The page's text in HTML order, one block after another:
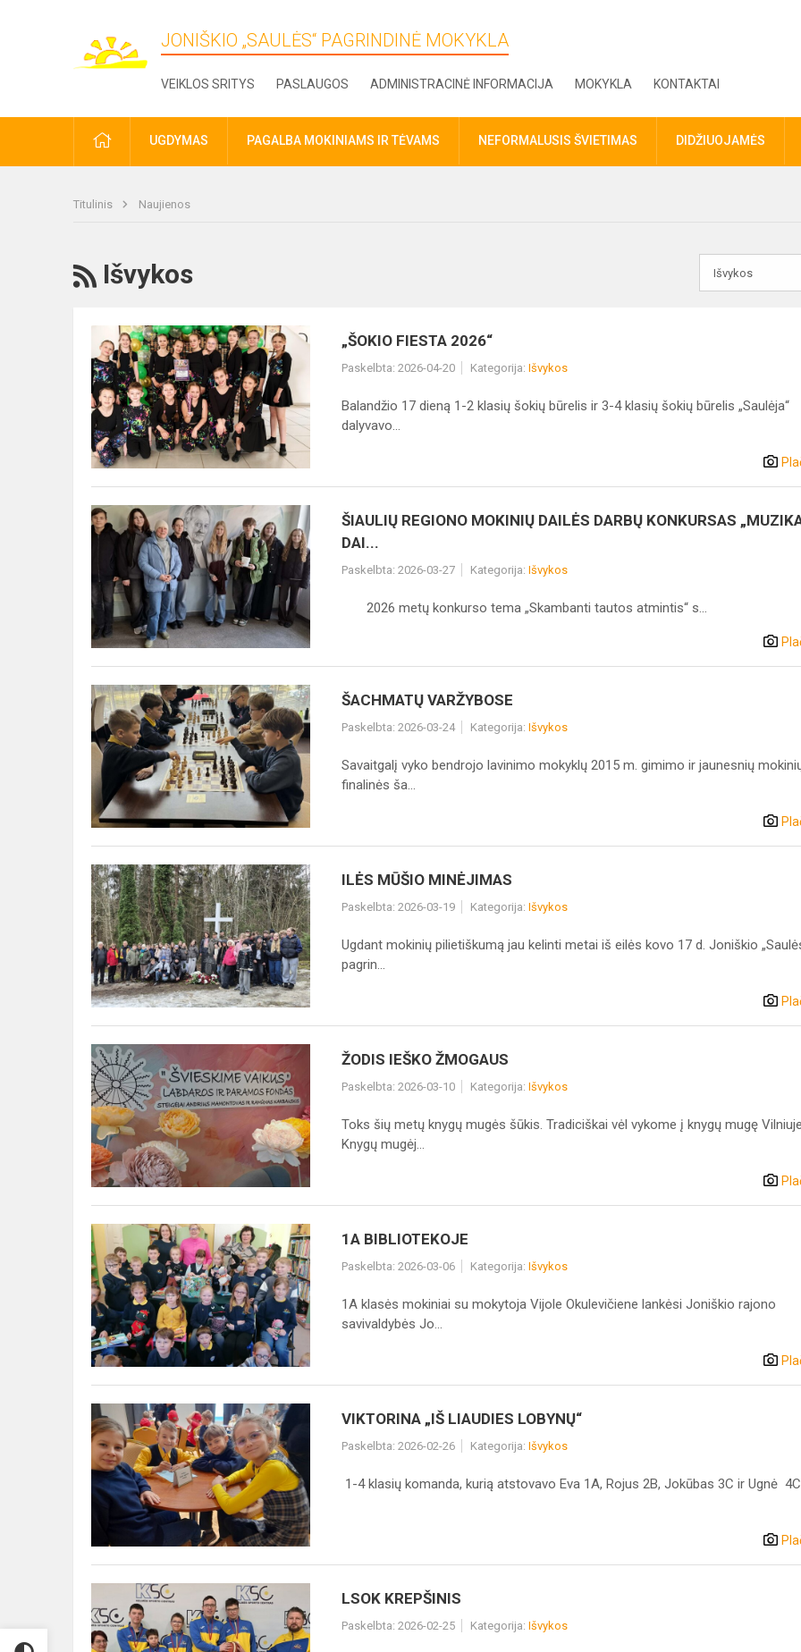
JONIŠKIO „SAULĖS“ PAGRINDINĖ MOKYKLA
VEIKLOS SRITYS PASLAUGOS ADMINISTRACINĖ INFORMACIJA MOKYKLA KONTAKTAI
PRADŽIAUGDYMAS PAGALBA MOKINIAMS IR TĖVAMS NEFORMALUSIS ŠVIETIMAS DIDŽIUOJAMĖS
Titulinis Naujienos
RSS
Išvykos
„ŠOKIO
FIESTA
2026“
„ŠOKIO FIESTA 2026“
Paskelbta: 2026-04-20 Kategorija: Išvykos
Balandžio 17 dieną 1-2 klasių šokių būrelis ir 3-4 klasių šokių būrelis „Saulėja“
dalyvavo...
ŠIAULIŲ
REGIONO
MOKINIŲ
DAILĖS
DARBŲ
KONKURSAS
„MUZIKA
DAI...
ŠIAULIŲ REGIONO MOKINIŲ DAILĖS DARBŲ KONKURSAS
DAI...
Paskelbta: 2026-03-27 Kategorija: Išvykos
2026 metų konkurso tema „Skambanti tautos atmintis“ s...
ŠACHMATŲ
VARŽYBOSE
ŠACHMATŲ VARŽYBOSE
Paskelbta: 2026-03-24 Kategorija: Išvykos
Savaitgalį vyko bendrojo lavinimo mokyklų 2015 m. gimimo ir jaunesnių
finalinės ša...
ILĖS
MŪŠIO
MINĖJIMAS
ILĖS MŪŠIO MINĖJIMAS
Paskelbta: 2026-03-19 Kategorija: Išvykos
Ugdant mokinių pilietiškumą jau kelinti metai iš eilės kovo 17 d. Joniškio
pagrin...
ŽODIS
IEŠKO
ŽMOGAUS
ŽODIS IEŠKO ŽMOGAUS
Paskelbta: 2026-03-10 Kategorija: Išvykos
Toks šių metų knygų mugės šūkis. Tradiciškai vėl vykome į knygų mugę
Knygų mugėj...
1A
BIBLIOTEKOJE
1A BIBLIOTEKOJE
Paskelbta: 2026-03-06 Kategorija: Išvykos
1A klasės mokiniai su mokytoja Vijole Okulevičiene lankėsi Joniškio rajono
savivaldybės Jo...
VIKTORINA
„IŠ
LIAUDIES
LOBYNŲ“
VIKTORINA „IŠ LIAUDIES LOBYNŲ“
Paskelbta: 2026-02-26 Kategorija: Išvykos
1-4 klasių komanda, kurią atstovavo Eva 1A, Rojus 2B, Jokūbas 3C ir Ugnė 4C
KREPŠINIS
LSOK KREPŠINIS
Paskelbta: 2026-02-25 Kategorija: Išvykos